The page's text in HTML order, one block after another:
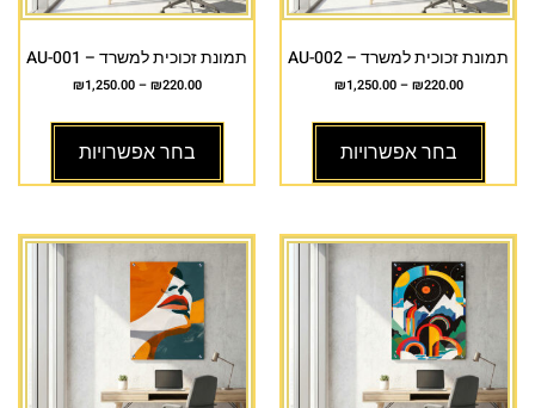
תמונת זכוכית למשרד – AU-002
₪220.00
–
₪1,250.00
בחר אפשרויות
תמונת זכוכית למשרד – AU-001
₪220.00
–
₪1,250.00
בחר אפשרויות